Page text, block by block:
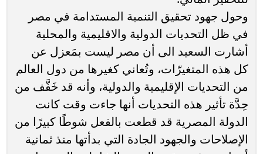
وحول جهود تحقيق التنمية المستدامة في مصر
في ظل التحديات الدولية والاقليمية والمحلية
أشارت السعيد الى أن مصر ليست بمَعزل عن
كل هذه المتغيرّات، وتُعاني كغيرها من دول العالم
من التحديات الإقليمية والدولية، وأنه قد خَفَّف من
حِدَّة تأثير هذه التحديات أنها جاءت وقت كانت
الدولة المصرية قد قطعت بالفعل شوطًا كبيرًا من
الإصلاحات والجهود الجادة التي بدأتها منذ ثمانية